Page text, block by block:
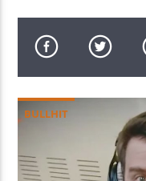
BULLHIT